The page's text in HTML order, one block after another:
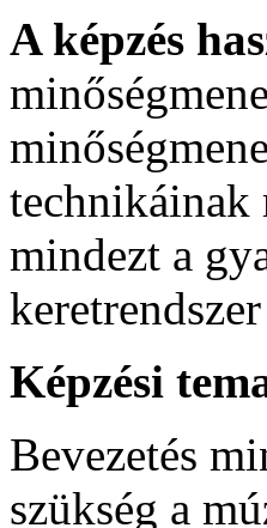
A képzés
technikáinak
mindezt a
Képzési
Bevezetés
szükség a